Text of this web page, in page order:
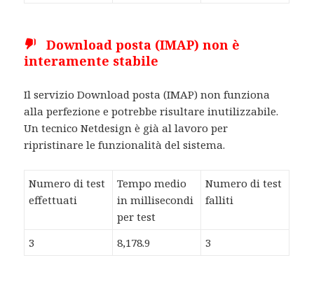
Download posta (IMAP) non è
interamente stabile
Il servizio Download posta (IMAP) non funziona
alla perfezione e potrebbe risultare inutilizzabile.
Un tecnico Netdesign è già al lavoro per
ripristinare le funzionalità del sistema.
Numero di test
effettuati
Tempo medio
in millisecondi
per test
Numero di test
falliti
3 8,178.9 3